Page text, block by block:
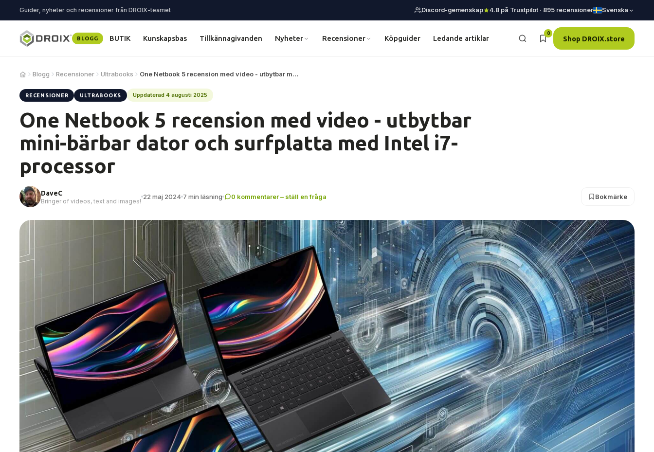
Guider, nyheter och recensioner från DROIX-teamet Discord-gemenskap 4.8 på Trustpilot · 895 recensioner Svenska
BLOGG BUTIK Kunskapsbas Tillkännagivanden Nyheter Recensioner Köpguider Ledande artiklar
0
Shop DROIX.store
Blogg Recensioner Ultrabooks One Netbook 5 recension med video - utbytbar m…
RECENSIONER ULTRABOOKS Uppdaterad 4 augusti 2025
One Netbook 5 recension med video - utbytbar
mini-bärbar dator och surfplatta med Intel i7-
processor
DaveC
Bringer of videos, text and images!
22 maj 2024 7 min läsning 0 kommentarer – ställ en fråga Bokmärke